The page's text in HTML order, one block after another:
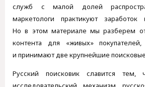
служб с малой долей
маркетологи практикуют
Но в этом материале мы разберем
контента для «живых»
и принимают две крупнейшие
Русский поисковик славится